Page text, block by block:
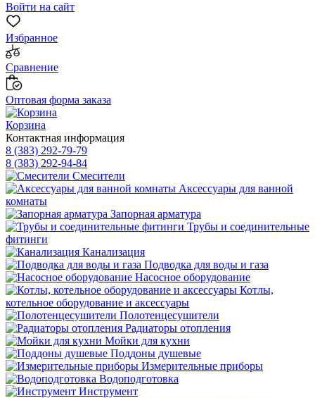
Войти на сайт
Избранное
Сравнение
Оптовая форма заказа
Корзина
Контактная информация
8 (383) 292-79-79
8 (383) 292-94-84
Смесители
Аксессуары для ванной
комнаты
Запорная арматура
Трубы и соединительные
фитинги
Канализация
Подводка для воды и газа
Насосное оборудование
Котлы,
котельное оборудование и аксессуары
Полотенцесушители
Радиаторы отопления
Мойки для кухни
Поддоны душевые
Измерительные приборы
Водоподготовка
Инструмент